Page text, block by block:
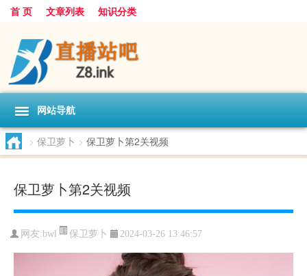
首 页 文章列表 知识分类
网站导航
> 保卫萝卜 > 保卫萝卜第2关视频
保卫萝卜第2关视频
网友:bwl 保卫萝卜 2024-03-26 13:46:57